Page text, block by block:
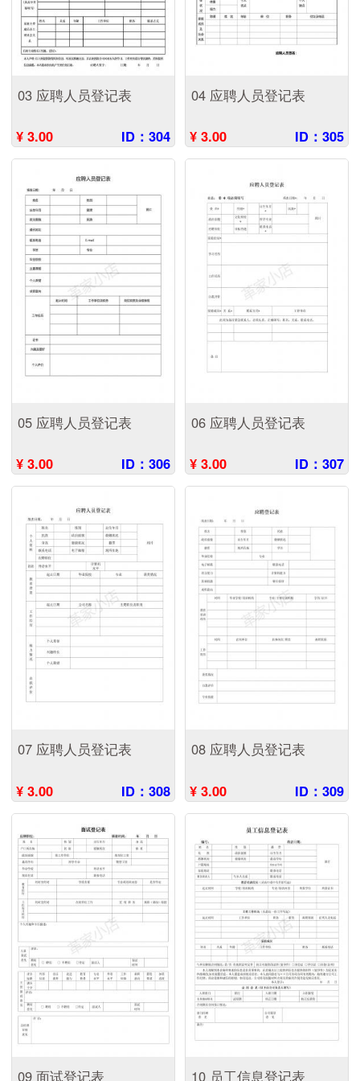
03 应聘人员登记表
¥ 3.00 ID：304
04 应聘人员登记表
¥ 3.00 ID：305
05 应聘人员登记表
¥ 3.00 ID：306
06 应聘人员登记表
¥ 3.00 ID：307
07 应聘人员登记表
¥ 3.00 ID：308
08 应聘人员登记表
¥ 3.00 ID：309
09 面试登记表 10 员工信息登记表